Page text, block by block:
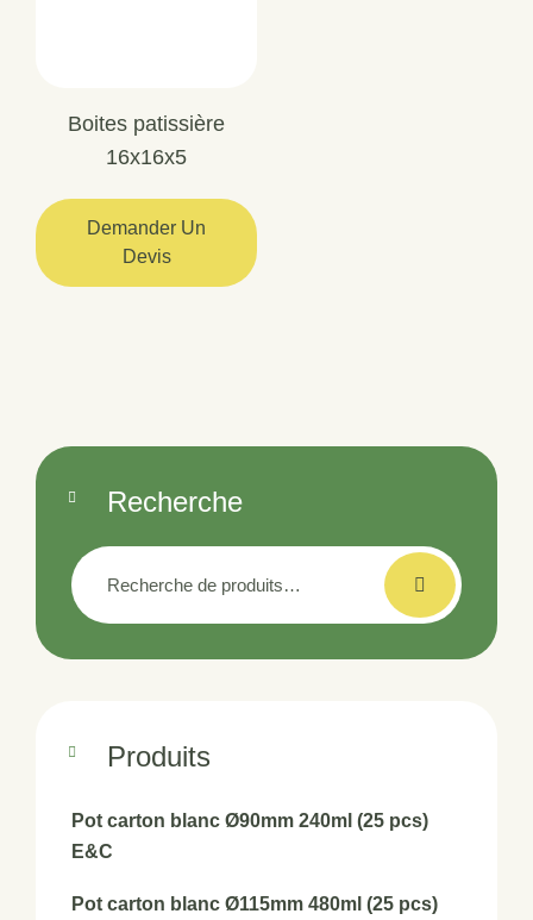
Boites patissière
16x16x5
Demander Un
Devis
Recherche
Recherche
pour :
Produits
Pot carton blanc Ø90mm 240ml (25 pcs)
E&C
Pot carton blanc Ø115mm 480ml (25 pcs)